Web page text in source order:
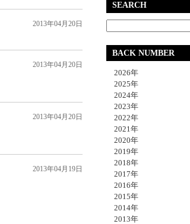
2013年04月20日
2013年04月20日
2013年04月20日
2013年04月19日
SEARCH
BACK NUMBER
2026年
2025年
2024年
2023年
2022年
2021年
2020年
2019年
2018年
2017年
2016年
2015年
2014年
2013年